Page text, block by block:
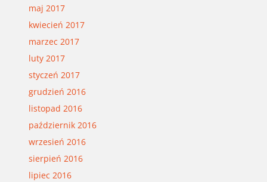
maj 2017
kwiecień 2017
marzec 2017
luty 2017
styczeń 2017
grudzień 2016
listopad 2016
październik 2016
wrzesień 2016
sierpień 2016
lipiec 2016